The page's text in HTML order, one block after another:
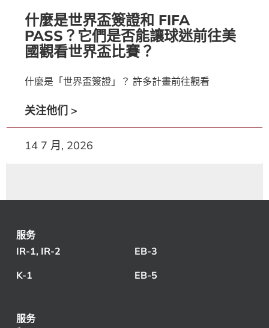
什麼是世界盃簽證和 FIFA
PASS？它們是否能讓球迷前往美
國觀看世界盃比賽？
什麼是「世界盃簽證」？ 許多計畫前往觀看
关注他们 >
14 7 月, 2026
服务
IR-1, IR-2
K-1
EB-3
EB-5
服务